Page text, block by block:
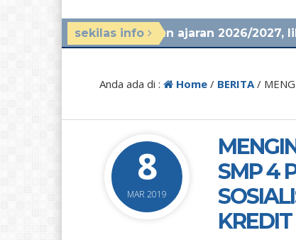
sekilas info
mpls tahun ajaran 2026/2027, lihat di
Anda ada di : Home / BERITA/
8
MAR 2019
SMP 4